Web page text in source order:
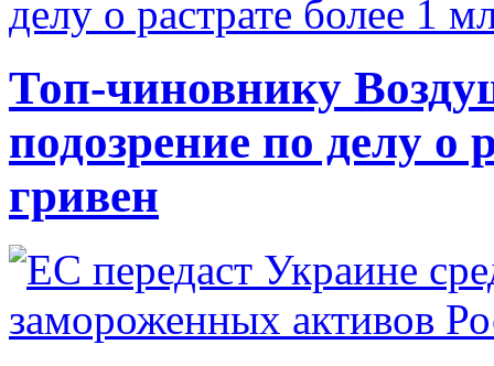
Топ-чиновнику
подозрение по делу о
гривен